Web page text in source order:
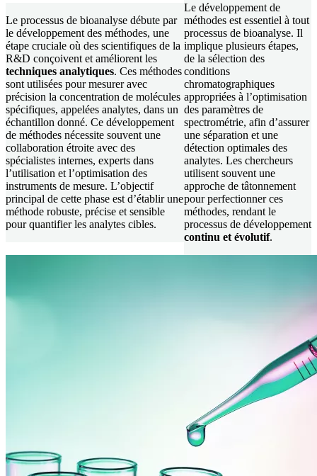
Le processus de bioanalyse débute par
le développement des méthodes, une
étape cruciale où des scientifiques de la
R&D conçoivent et améliorent les
techniques analytiques. Ces méthodes
sont utilisées pour mesurer avec
précision la concentration de molécules
spécifiques, appelées analytes, dans un
échantillon donné. Ce développement
de méthodes nécessite souvent une
collaboration étroite avec des
spécialistes internes, experts dans
l’utilisation et l’optimisation des
instruments de mesure. L’objectif
principal de cette phase est d’établir une
méthode robuste, précise et sensible
pour quantifier les analytes cibles.
Le développement de
méthodes est essentiel à tout
processus de bioanalyse. Il
implique plusieurs étapes,
de la sélection des
conditions
chromatographiques
appropriées à l’optimisation
des paramètres de
spectrométrie, afin d’assurer
une séparation et une
détection optimales des
analytes. Les chercheurs
utilisent souvent une
approche de tâtonnement
pour perfectionner ces
méthodes, rendant le
processus de développement
continu et évolutif.